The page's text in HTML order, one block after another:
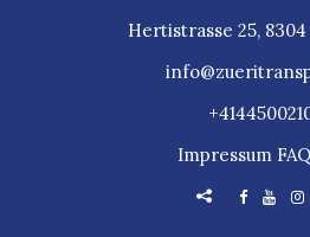
Hertistrasse 25,
Impressum FAQ